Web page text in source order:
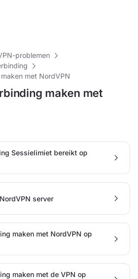
problemen
met NordVPN
maken met
Sessielimiet bereikt op
server
maken met NordVPN op
maken met de VPN op